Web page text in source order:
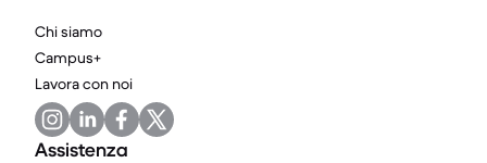
Chi siamo
Campus+
Lavora con noi
Assistenza